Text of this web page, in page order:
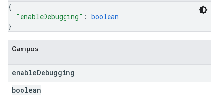
{
"enableDebugging" : boolean
}
Campos
enableDebugging
boolean